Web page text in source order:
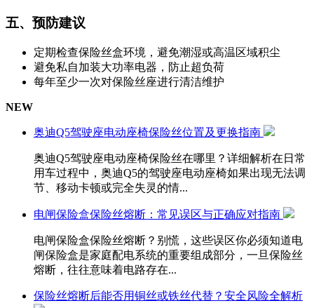
五、预防建议
定期检查保险丝盒环境，避免潮湿或高温区域积尘
避免私自加装大功率电器，防止超负荷
每年至少一次对保险丝座进行清洁维护
NEW
奥迪Q5驾驶座电动座椅保险丝位置及更换指南
奥迪Q5驾驶座电动座椅保险丝在哪里？详细解析在日常
用车过程中，奥迪Q5的驾驶座电动座椅如果出现无法调
节、移动卡顿或完全失灵的情...
电闸保险盒保险丝熔断：常见误区与正确应对指南
电闸保险盒保险丝熔断？别慌，这些误区你必须知道电
闸保险盒是家庭配电系统的重要组成部分，一旦保险丝
熔断，往往意味着电路存在...
保险丝熔断后能否用铜丝或铁丝代替？安全风险全解析